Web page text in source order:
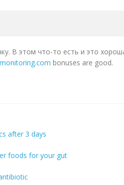
В этом что-то есть и это
bonuses are good.
after 3 days
foods for your gut